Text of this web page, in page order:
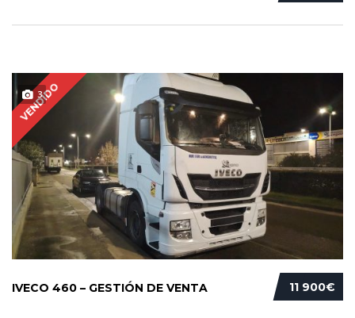
VENDIDO
3
11 900€
IVECO 460 – GESTIÓN DE VENTA